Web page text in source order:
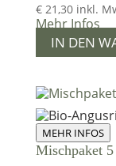
€21,30 inkl.
Mehr Infos
IN DEN
MEHR INFOS
Mischpaket